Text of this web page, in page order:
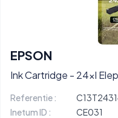
EPSON
Ink Cartridge - 24xl
Referentie :
Inetum ID :
CE031